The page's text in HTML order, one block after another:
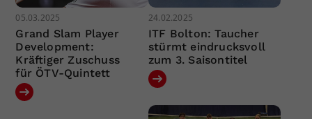
05.03.2025
Grand Slam Player
Development:
Kräftiger Zuschuss
für ÖTV-Quintett
24.02.2025
ITF Bolton: Taucher
stürmt eindrucksvoll
zum 3. Saisontitel